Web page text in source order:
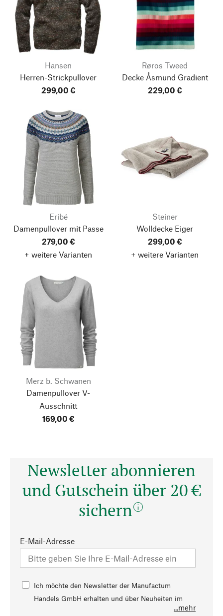
Hansen
Herren-Strickpullover
299,00 €
Røros Tweed
Decke Åsmund Gradient
229,00 €
Eribé
Damenpullover mit Passe
279,00 €
+ weitere Varianten
Steiner
Wolldecke Eiger
299,00 €
+ weitere Varianten
Merz b. Schwanen
Damenpullover V-
Ausschnitt
169,00 €
Newsletter abonnieren
und Gutschein über 20 €
sichern
E-Mail-Adresse
Ich möchte den Newsletter der Manufactum
Handels GmbH erhalten und über Neuheiten im
Sortiment, Angebote, Veranstaltungen, Trends,...mehr